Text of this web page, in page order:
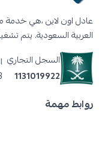
عادل اون لاين ،هي خدمة
العربية السعودية. يتم
السجل التجاري
1131019922
روابط مهمة